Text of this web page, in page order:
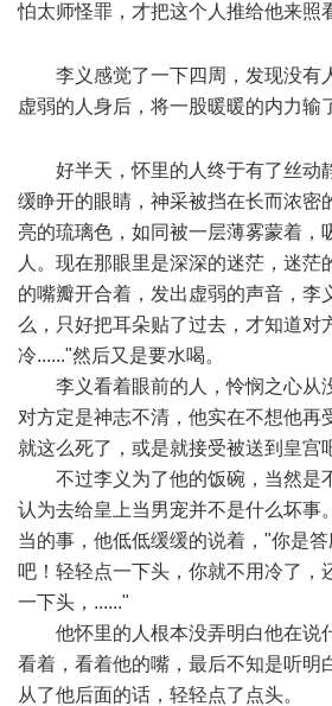
怕太师怪罪，才把这个人推给他来照
李义感觉了一下四周，发现没有
虚弱的人身后，将一股暖暖的内力输
好半天，怀里的人终于有了丝动
缓睁开的眼睛，神采被挡在长而浓密
亮的琉璃色，如同被一层薄雾蒙着，
人。现在那眼里是深深的迷茫，迷茫
的嘴瓣开合着，发出虚弱的声音，李
么，只好把耳朵贴了过去，才知道对
冷......"然后又是要水喝。
李义看着眼前的人，怜悯之心从
对方定是神志不清，他实在不想他再
就这么死了，或是就接受被送到皇宫
不过李义为了他的饭碗，当然是
认为去给皇上当男宠并不是什么坏事
当的事，他低低缓缓的说着，"你是
吧！轻轻点一下头，你就不用冷了，
一下头，......"
他怀里的人根本没弄明白他在说
看着，看着他的嘴，最后不知是听明
从了他后面的话，轻轻点了点头。